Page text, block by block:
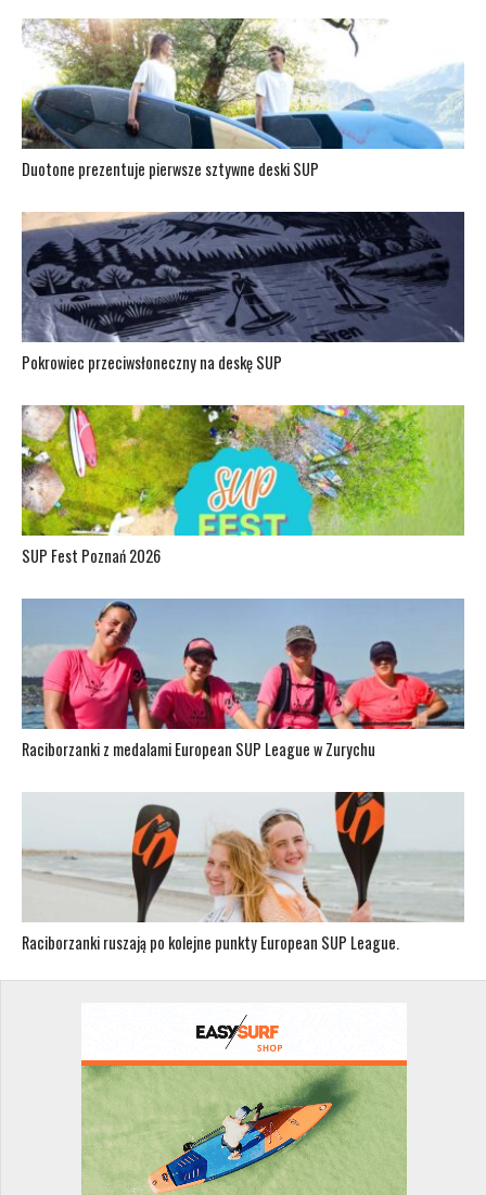
Duotone prezentuje pierwsze sztywne deski SUP
Pokrowiec przeciwsłoneczny na deskę SUP
SUP Fest Poznań 2026
Raciborzanki z medalami European SUP League w Zurychu
Raciborzanki ruszają po kolejne punkty European SUP League.